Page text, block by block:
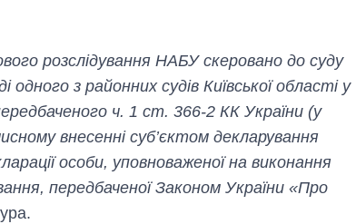
розслідування НАБУ скеровано до суду
з районних судів Київської області у
ч. 1 ст. 366-2 КК України (у
внесенні суб’єктом декларування
особи, уповноваженої на виконання
передбаченої Законом України «Про
Економіка ШІ-
гігантів: скільки